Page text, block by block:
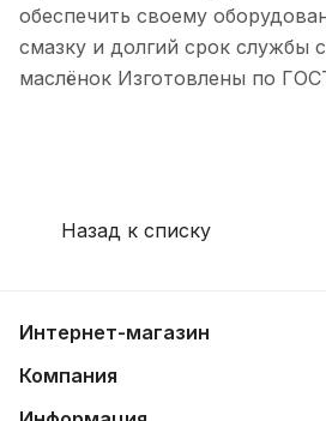
обеспечить своему
смазку и долгий срок службы
маслёнок Изготовлены по
Назад к списку
Интернет-магазин
Компания